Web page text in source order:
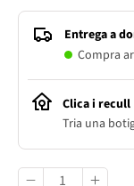
Entrega a
Compra
Clica i recull
Tria una